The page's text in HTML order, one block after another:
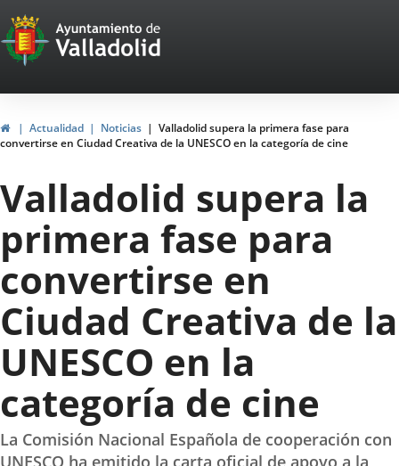
Portal
Web
del
Ayuntamiento
de
Valladolid
InicioActualidad Noticias
Valladolid supera la primera fase para
convertirse en Ciudad Creativa de la UNESCO en la categoría de cine
Valladolid supera la
primera fase para
convertirse en
Ciudad Creativa de la
UNESCO en la
categoría de cine
La Comisión Nacional Española de cooperación con
UNESCO ha emitido la carta oficial de apoyo a la